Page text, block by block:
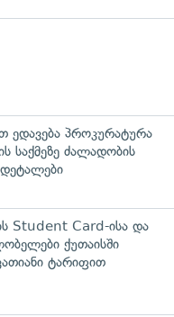
ედავება პროკურატურა
საქმეზე ძალადობის
დეტალები
Student Card-ისა და
ქუთაისში
ტარიფით